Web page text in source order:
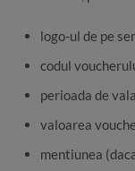
logo-ul de pe
codul
perioada de
valoarea
mentiunea